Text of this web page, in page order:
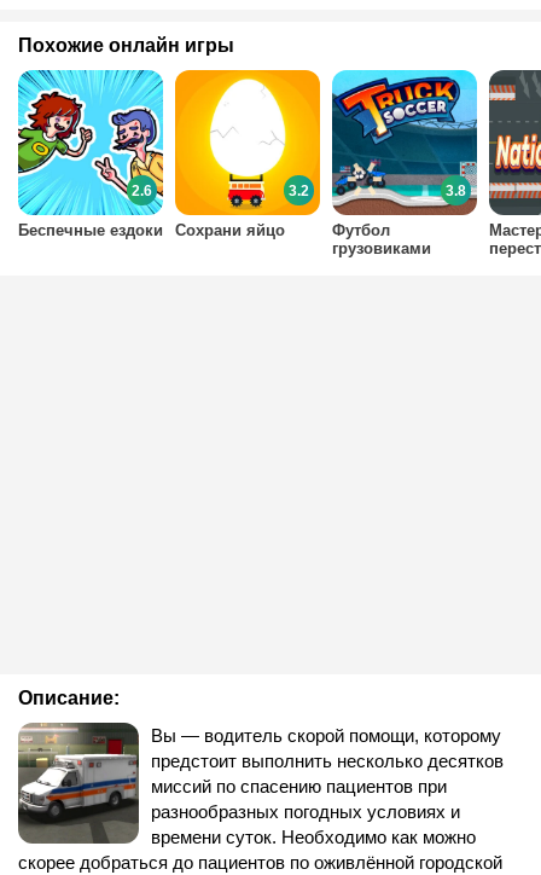
Описание:
Вы — водитель скорой помощи, которому
предстоит выполнить несколько десятков
миссий по спасению пациентов при
разнообразных погодных условиях и
времени суток. Необходимо как можно
скорее добраться до пациентов по оживлённой городской
Похожие онлайн игры
Беспечные ездоки
2.6
Сохрани яйцо
3.2
Футбол
грузовиками
3.8